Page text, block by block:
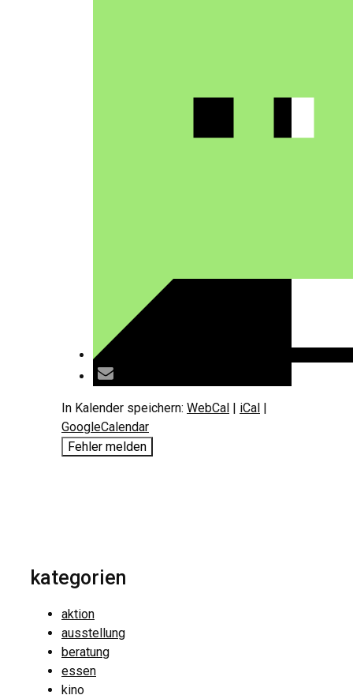
In Kalender speichern: WebCal | iCal |
GoogleCalendar
Fehler melden
kategorien
aktion
ausstellung
beratung
essen
kino